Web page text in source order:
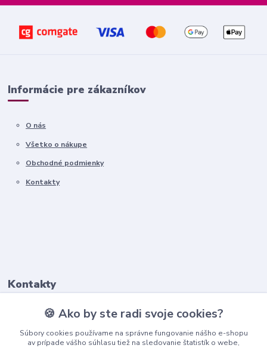
Informácie pre zákazníkov
O nás
Všetko o nákupe
Obchodné podmienky
Kontakty
Kontakty
+421911 569 017
(Po-Pia, 8-16 hod.)
🍪 Ako by ste radi svoje cookies?
Súbory cookies používame na správne fungovanie nášho e-shopu
av prípade vášho súhlasu tiež na sledovanie štatistík o webe,